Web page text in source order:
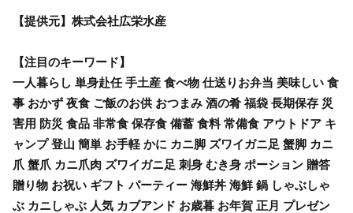
【提供元】株式会社広栄水産
【注目のキーワード】
一人暮らし 単身赴任 手土産 食べ物 仕送りお弁当 美味しい 食
事 おかず 夜食 ご飯のお供 おつまみ 酒の肴 福袋 長期保存 災
害用 防災 食品 非常食 保存食 備蓄 食料 常備食 アウトドア キ
ャンプ 登山 簡単 お手軽 かに カニ脚 ズワイガニ足 蟹脚 カニ
爪 蟹爪 カニ爪肉 ズワイガニ足 刺身 むき身 ポーション 贈答
贈り物 お祝い ギフト パーティー 海鮮丼 海鮮 鍋 しゃぶしゃ
ぶ カニしゃぶ 人気 カブアンド お歳暮 お年賀 正月 プレゼン